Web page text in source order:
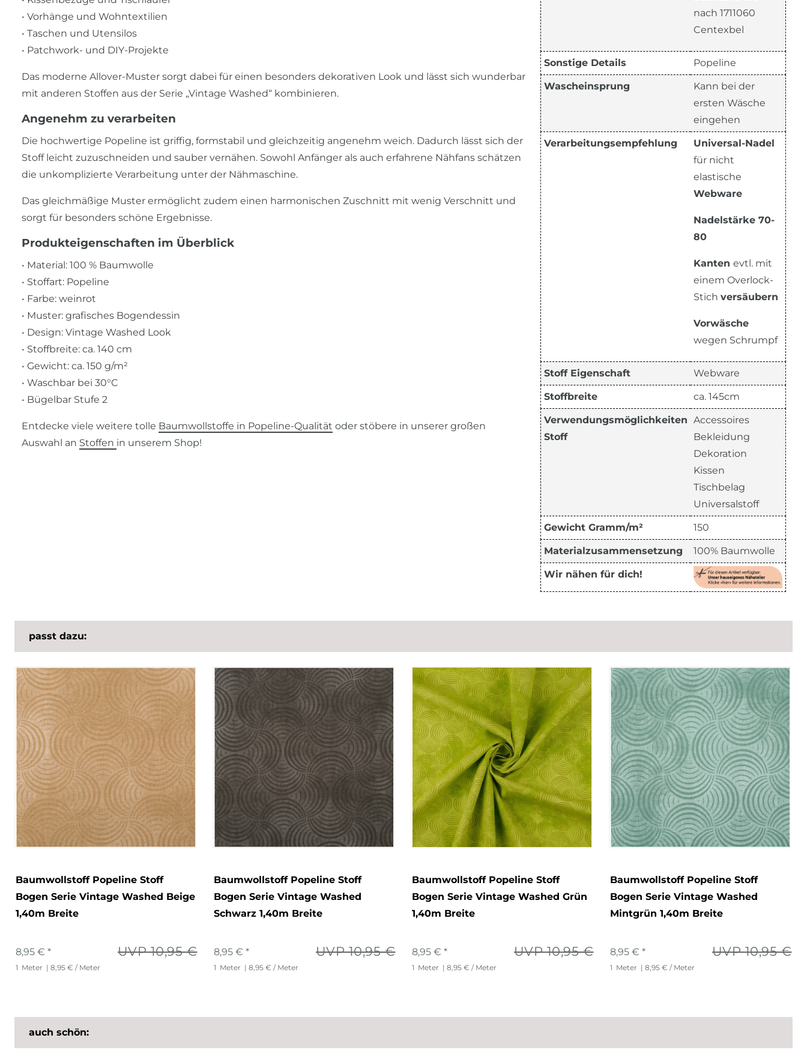
• Vorhänge und Wohntextilien
• Taschen und Utensilos
• Patchwork- und DIY-Projekte
Das moderne Allover-Muster sorgt dabei für einen besonders dekorativen Look und lässt sich wunderbar
mit anderen Stoffen aus der Serie „Vintage Washed“ kombinieren.
Angenehm zu verarbeiten
Die hochwertige Popeline ist griffig, formstabil und gleichzeitig angenehm weich. Dadurch lässt sich der
Stoff leicht zuzuschneiden und sauber vernähen. Sowohl Anfänger als auch erfahrene Nähfans schätzen
die unkomplizierte Verarbeitung unter der Nähmaschine.
Das gleichmäßige Muster ermöglicht zudem einen harmonischen Zuschnitt mit wenig Verschnitt und
sorgt für besonders schöne Ergebnisse.
Produkteigenschaften im Überblick
• Material: 100 % Baumwolle
• Stoffart: Popeline
• Farbe: weinrot
• Muster: grafisches Bogendessin
• Design: Vintage Washed Look
• Stoffbreite: ca. 140 cm
• Gewicht: ca. 150 g/m²
• Waschbar bei 30°C
• Bügelbar Stufe 2
Entdecke viele weitere tolle Baumwollstoffe in Popeline-Qualität oder stöbere in unserer großen
Auswahl an Stoffen in unserem Shop!
nach 1711060
Centexbel
Sonstige Details Popeline
Wascheinsprung
Kann bei der
ersten Wäsche
eingehen
Verarbeitungsempfehlung
Universal-Nadel
für nicht
elastische
Webware
Nadelstärke 70-
80
Kanten evtl. mit
einem Overlock-
Stich versäubern
Vorwäsche
wegen Schrumpf
Stoff Eigenschaft Webware
Stoffbreite ca. 145cm
Verwendungsmöglichkeiten
Stoff
Accessoires
Bekleidung
Dekoration
Kissen
Tischbelag
Universalstoff
Gewicht Gramm/m² 150
Materialzusammensetzung 100% Baumwolle
Wir nähen für dich!
passt dazu:
Baumwollstoff Popeline Stoff
Bogen Serie Vintage Washed Beige
1,40m Breite
UVP 10,95 €
8,95 € *
1 Meter | 8,95 € / Meter
Baumwollstoff Popeline Stoff
Bogen Serie Vintage Washed
Schwarz 1,40m Breite
UVP 10,95 €
8,95 € *
1 Meter | 8,95 € / Meter
Baumwollstoff Popeline Stoff
Bogen Serie Vintage Washed Grün
1,40m Breite
UVP 10,95 €
8,95 € *
1 Meter | 8,95 € / Meter
Baumwollstoff Popeline Stoff
Bogen Serie Vintage Washed
Mintgrün 1,40m Breite
UVP 10,95 €
8,95 € *
1 Meter | 8,95 € / Meter
auch schön: